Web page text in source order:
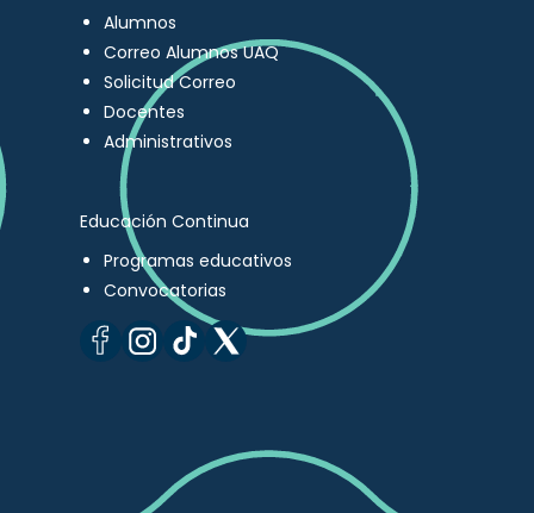
Alumnos
Correo Alumnos UAQ
Solicitud Correo
Docentes
Administrativos
Educación Continua
Programas educativos
Convocatorias